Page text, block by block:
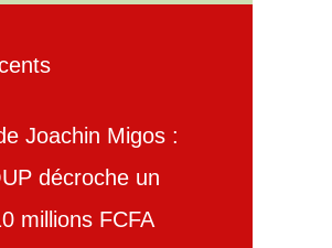
Joachin Migos :
décroche un
millions FCFA